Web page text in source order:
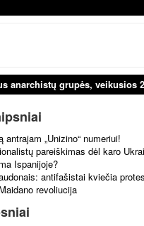
aktualijos
laisvoji
anarchistų grupės, veikusios
„Unizino“ numeriui!
pareiškimas dėl karo
Ispanijoje?
antifašistai kviečia
revoliucija